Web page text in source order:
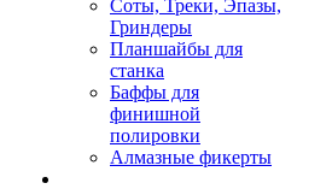
Соты, Треки, Эпазы,
Гриндеры
Планшайбы для
станка
Баффы для
финишной
полировки
Алмазные фикерты